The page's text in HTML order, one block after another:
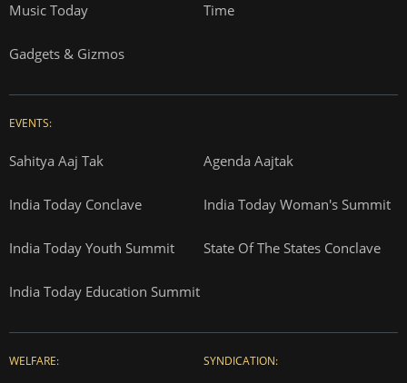
Music Today Time
Gadgets & Gizmos
EVENTS:
Sahitya Aaj Tak Agenda Aajtak
India Today Conclave India Today Woman's Summit
India Today Youth Summit State Of The States Conclave
India Today Education Summit
WELFARE: SYNDICATION: